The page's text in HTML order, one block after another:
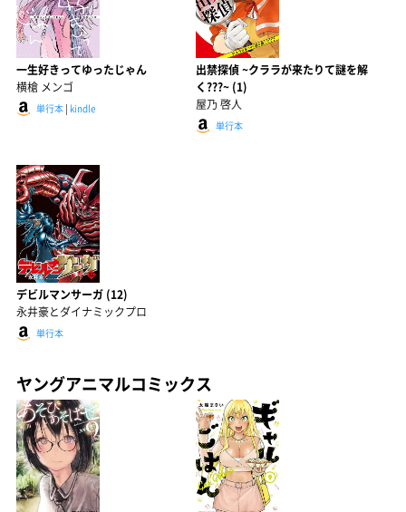
一生好きってゆったじゃん
横槍 メンゴ
単行本 | kindle
出禁探偵 ~クララが来たりて謎を解
く???~ (1)
屋乃 啓人
単行本
デビルマンサーガ (12)
永井豪とダイナミックプロ
単行本
ヤングアニマルコミックス